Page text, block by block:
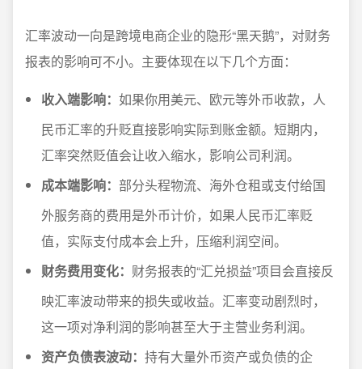
汇率波动一向是跨境电商企业的隐形“黑天鹅”，对财务
报表的影响可不小。主要体现在以下几个方面：
收入端影响： 如果你用美元、欧元等外币收款，人
民币汇率的升贬直接影响实际到账金额。短期内，
汇率突然贬值会让收入缩水，影响公司利润。
成本端影响： 部分头程物流、海外仓租或支付给国
外服务商的费用是外币计价，如果人民币汇率贬
值，实际支付成本会上升，压缩利润空间。
财务费用变化： 财务报表的“汇兑损益”项目会直接反
映汇率波动带来的损失或收益。汇率变动剧烈时，
这一项对净利润的影响甚至大于主营业务利润。
资产负债表波动： 持有大量外币资产或负债的企